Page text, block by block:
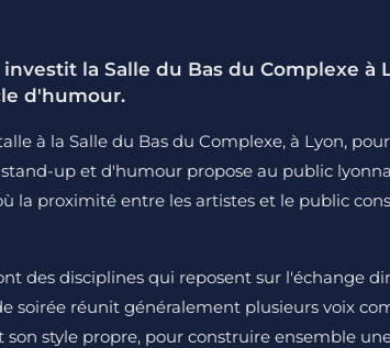
la Salle du Bas du Complexe à
d'humour.
à la Salle du Bas du Complexe, à Lyon,
up et d'humour propose au public
la proximité entre les artistes et le public
des disciplines qui reposent sur l'échange
soirée réunit généralement plusieurs voix
style propre, pour construire ensemble